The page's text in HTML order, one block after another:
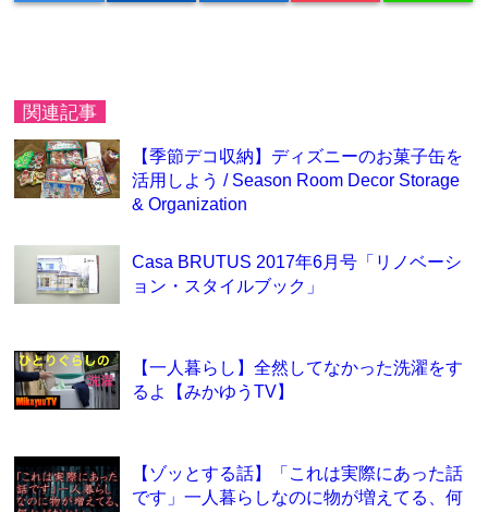
関連記事
【季節デコ収納】ディズニーのお菓子缶を
活用しよう / Season Room Decor Storage
& Organization
Casa BRUTUS 2017年6月号「リノベーシ
ョン・スタイルブック」
【一人暮らし】全然してなかった洗濯をす
るよ【みかゆうTV】
【ゾッとする話】「これは実際にあった話
です」一人暮らしなのに物が増えてる、何